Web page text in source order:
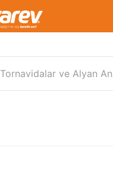
Tornavidalar ve Alyan